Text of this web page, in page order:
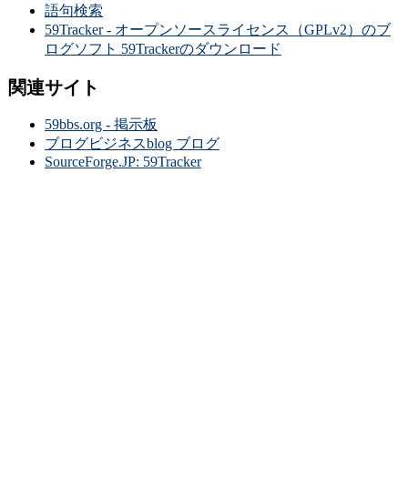
語句検索
59Tracker - オープンソースライセンス（GPLv2）のブ
ログソフト 59Trackerのダウンロード
関連サイト
59bbs.org - 掲示板
ブログビジネスblog ブログ
SourceForge.JP: 59Tracker